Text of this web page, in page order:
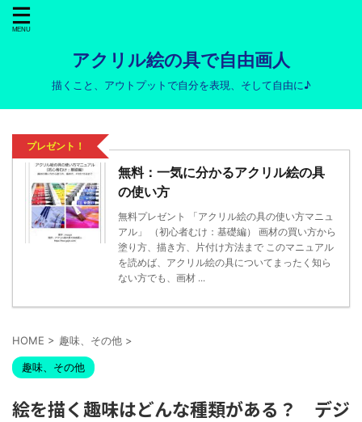
アクリル絵の具で自由画人
描くこと、アウトプットで自分を表現、そして自由に♪
プレゼント！
無料：一気に分かるアクリル絵の具
の使い方
無料プレゼント 「アクリル絵の具の使い方マニュ
アル」 （初心者むけ：基礎編） 画材の買い方から
塗り方、描き方、片付け方法まで このマニュアル
を読めば、アクリル絵の具についてまったく知ら
ない方でも、画材 ...
HOME > 趣味、その他 >
趣味、その他
絵を描く趣味はどんな種類がある？ デジ